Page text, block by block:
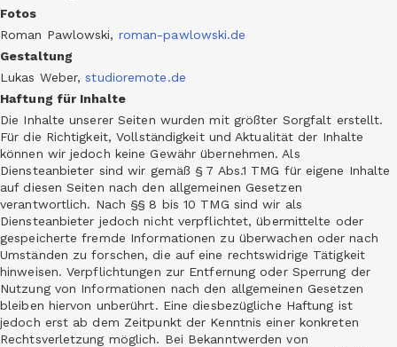
Fotos
Roman Pawlowski, roman-pawlowski.de
Gestaltung
Lukas Weber,studioremote.de
Haftung für Inhalte
Die Inhalte unserer Seiten wurden mit größter Sorgfalt erstellt.
Für die Richtigkeit, Vollständigkeit und Aktualität der Inhalte
können wir jedoch keine Gewähr übernehmen. Als
Diensteanbieter sind wir gemäß § 7 Abs.1 TMG für eigene Inhalte
auf diesen Seiten nach den allgemeinen Gesetzen
verantwortlich. Nach §§ 8 bis 10 TMG sind wir als
Diensteanbieter jedoch nicht verpflichtet, übermittelte oder
gespeicherte fremde Informationen zu überwachen oder nach
Umständen zu forschen, die auf eine rechtswidrige Tätigkeit
hinweisen. Verpflichtungen zur Entfernung oder Sperrung der
Nutzung von Informationen nach den allgemeinen Gesetzen
bleiben hiervon unberührt. Eine diesbezügliche Haftung ist
jedoch erst ab dem Zeitpunkt der Kenntnis einer konkreten
Rechtsverletzung möglich. Bei Bekanntwerden von